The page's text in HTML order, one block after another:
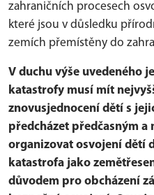
zahraničních procesech
které jsou v důsledku
zemích přemístěny do
V duchu výše uvedeného
katastrofy musí mít
znovusjednocení dětí s
předcházet předčasným a
organizovat osvojení dětí
katastrofa jako
důvodem pro obcházení